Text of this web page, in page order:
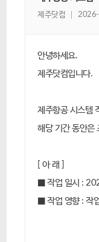
제주닷컴
안녕하세요.
제주닷컴입니다.
제주항공 시스템
해당 기간 동안은
[ 아 래 ]
■ 작업 일시 :
■ 작업 영향 : 작